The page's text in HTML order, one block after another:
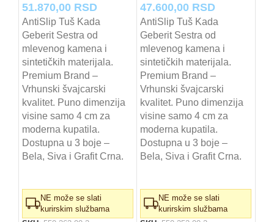
Originalna
cena
je
bila:
61.020,00 RSD.
51.870,00 RSDTrenutna
cena
je:
51.870,00 RSD.
AntiSlip Tuš Kada
Geberit Sestra od
mlevenog kamena i
sintetičkih materijala.
Premium Brand –
Vrhunski švajcarski
kvalitet. Puno dimenzija
visine samo 4 cm za
moderna kupatila.
Dostupna u 3 boje –
Bela, Siva i Grafit Crna.
NE može se slati
kurirskim službama
Originalna
cena
je
bila:
56.000,00 RSD.
47.600,00 RSDTrenutna
cena
je:
47.600,00
AntiSlip Tuš Kada
Geberit Sestra od
mlevenog kamena i
sintetičkih materijala.
Premium Brand –
Vrhunski švajcarski
kvalitet. Puno dimenzija
visine samo 4 cm za
moderna kupatila.
Dostupna u 3 boje –
Bela, Siva i Grafit Crna.
NE može se slati
kurirskim službama